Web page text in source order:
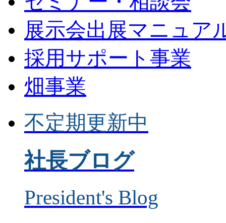
展示会出展マニュア
採用サポート事業
畑事業
不定期更新中
社長ブログ
President's Blog